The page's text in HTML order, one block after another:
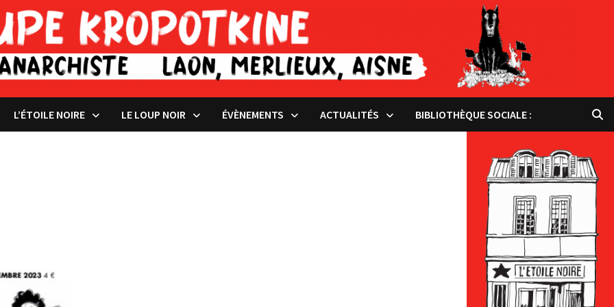
L’ÉTOILE NOIRE LE LOUP NOIR ÉVÈNEMENTS ACTUALITÉS BIBLIOTHÈQUE SOCIALE :